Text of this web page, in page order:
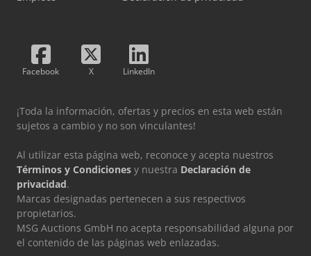
Facebook X LinkedIn
¡Toda la información, ofertas y precios en esta web están
sujetos a cambio y no son vinculantes!
Al utilizar esta página web, reconoce y acepta nuestros
Términos y Condiciones y nuestra Declaración de
privacidad.
Marcas designadas pertenecen a sus respectivos
propietarios.
MSG Auctions GmbH no acepta responsabilidad alguna por
el contenido de las páginas web enlazadas.